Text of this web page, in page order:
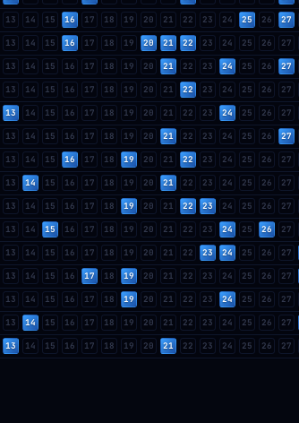
13 14 15 16 17 18 19 20 21 22 23 24 25 26 27
13 14 15 16 17 18 19 20 21 22 23 24 25 26 27
13 14 15 16 17 18 19 20 21 22 23 24 25 26 27
13 14 15 16 17 18 19 20 21 22 23 24 25 26 27
13 14 15 16 17 18 19 20 21 22 23 24 25 26 27
13 14 15 16 17 18 19 20 21 22 23 24 25 26 27
13 14 15 16 17 18 19 20 21 22 23 24 25 26 27
13 14 15 16 17 18 19 20 21 22 23 24 25 26 27
13 14 15 16 17 18 19 20 21 22 23 24 25 26 27
13 14 15 16 17 18 19 20 21 22 23 24 25 26 27
13 14 15 16 17 18 19 20 21 22 23 24 25 26 27
13 14 15 16 17 18 19 20 21 22 23 24 25 26 27
13 14 15 16 17 18 19 20 21 22 23 24 25 26 27
13 14 15 16 17 18 19 20 21 22 23 24 25 26 27
13 14 15 16 17 18 19 20 21 22 23 24 25 26 27